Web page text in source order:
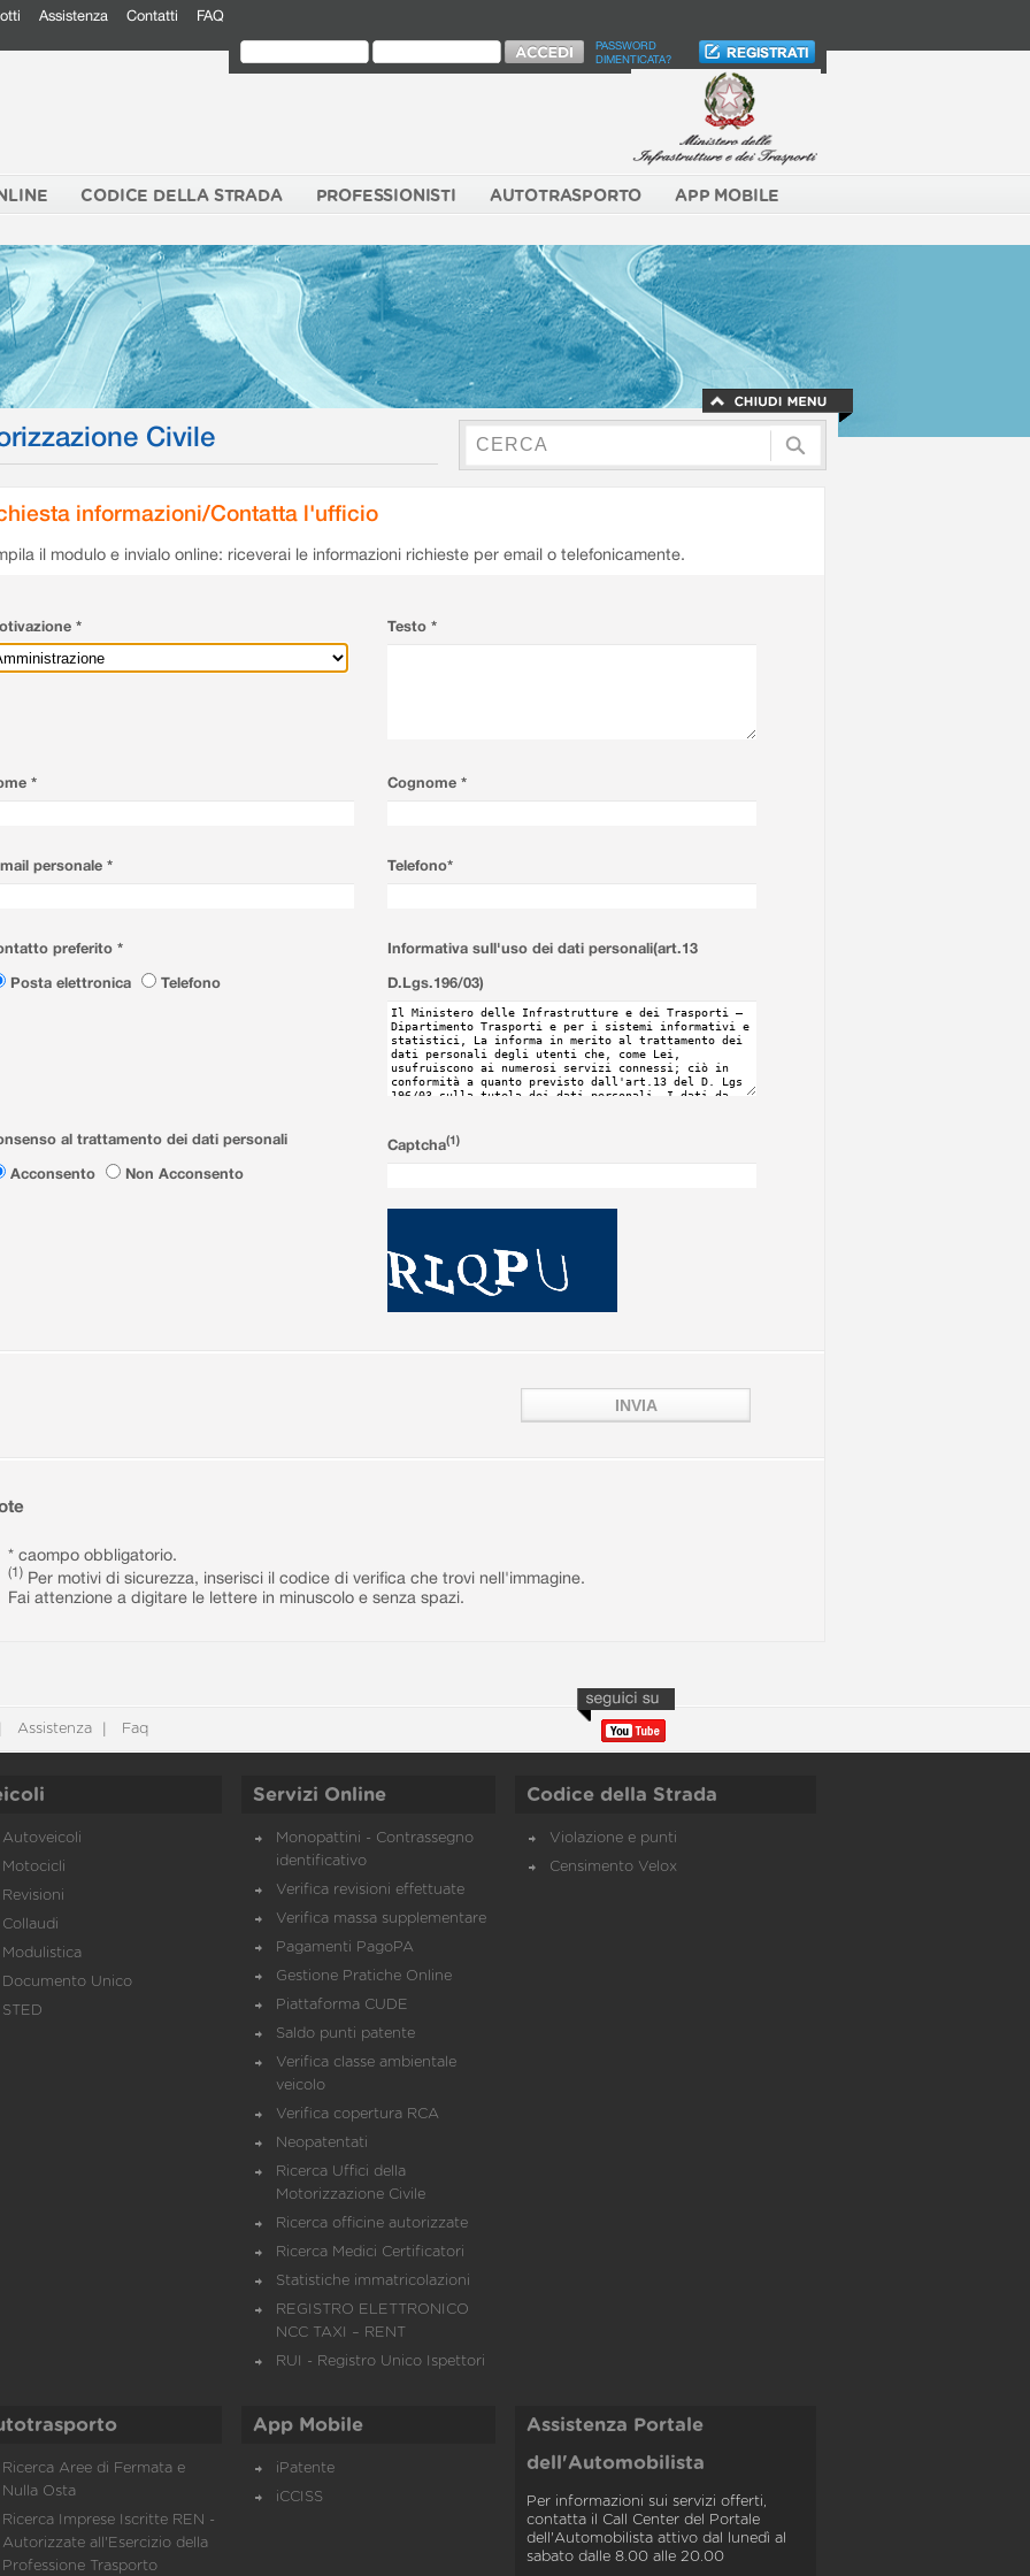
Assistenza Contatti FAQ
PASSWORD
DIMENTICATA?
CODICE DELLA STRADA PROFESSIONISTI AUTOTRASPORTO APP MOBILE
Civile
informazioni/Contatta l'ufficio
il modulo e invialo online: riceverai le informazioni richieste per email o telefonicamente.
* Testo *
* Cognome *
personale * Telefono*
preferito *
Posta elettronica
Telefono
Informativa sull'uso dei dati personali(art.13
D.Lgs.196/03)
al trattamento dei dati personali
Acconsento
Non Acconsento
Captcha(1)
* caompo obbligatorio.
(1) Per motivi di sicurezza, inserisci il codice di verifica che trovi nell'immagine.
Fai attenzione a digitare le lettere in minuscolo e senza spazi.
Assistenza Faq
Autoveicoli
Motocicli
Revisioni
Collaudi
Modulistica
Documento Unico
STED
Servizi Online
Monopattini - Contrassegno
identificativo
Verifica revisioni effettuate
Verifica massa supplementare
Pagamenti PagoPA
Gestione Pratiche Online
Piattaforma CUDE
Saldo punti patente
Verifica classe ambientale
veicolo
Verifica copertura RCA
Neopatentati
Ricerca Uffici della
Motorizzazione Civile
Ricerca officine autorizzate
Ricerca Medici Certificatori
Statistiche immatricolazioni
REGISTRO ELETTRONICO
NCC TAXI – RENT
RUI - Registro Unico Ispettori
Codice della Strada
Violazione e punti
Censimento Velox
Ricerca Aree di Fermata e
Nulla Osta
Ricerca Imprese Iscritte REN -
Autorizzate all'Esercizio della
Professione Trasporto
App Mobile
iPatente
iCCISS
Assistenza Portale
dell'Automobilista
Per informazioni sui servizi offerti,
contatta il Call Center del Portale
dell'Automobilista attivo dal lunedì al
sabato dalle 8.00 alle 20.00